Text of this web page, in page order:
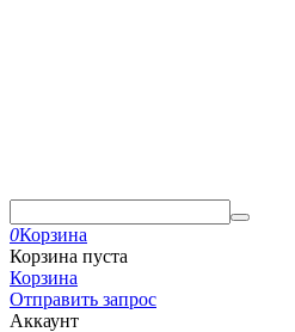
0Корзина
Корзина пуста
Корзина
Отправить запрос
Аккаунт